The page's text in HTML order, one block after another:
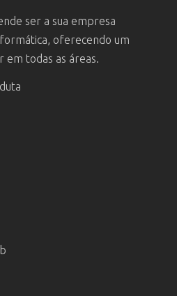
ser a sua empresa
oferecendo um
em todas as áreas.